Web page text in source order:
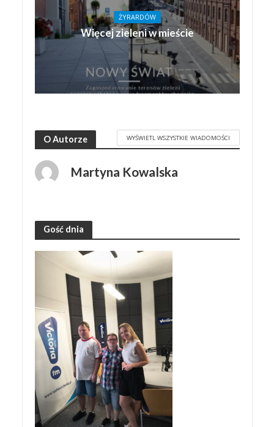
ŻYRARDÓW
Więcej zieleni w mieście
O Autorze WYŚWIETL WSZYSTKIE WIADOMOŚCI
Martyna Kowalska
Gość dnia